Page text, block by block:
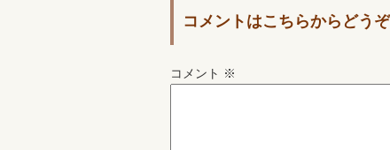
コメントはこちらからどうぞ
コメント ※